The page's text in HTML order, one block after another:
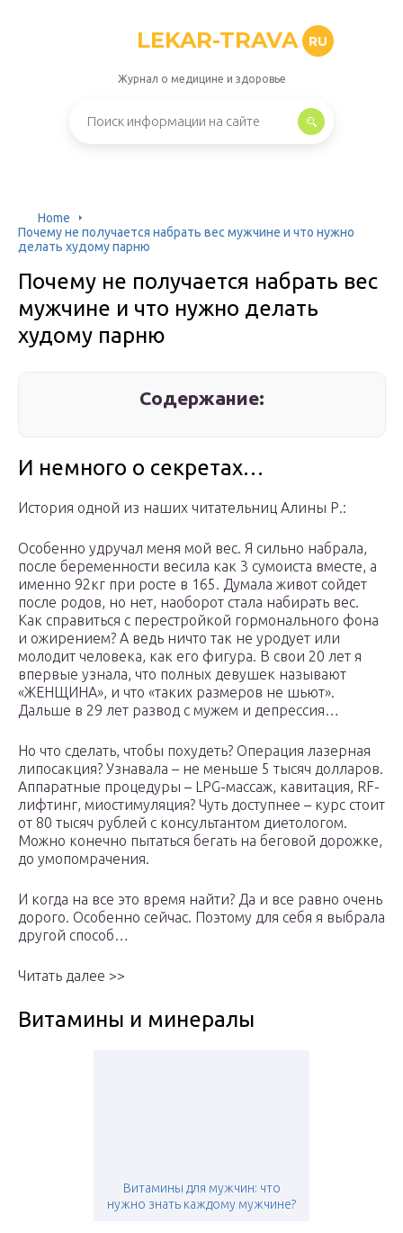
LEKAR-TRAVA RU
Журнал о медицине и здоровье
Home
Почему не получается набрать вес мужчине и что нужно
делать худому парню
Почему не получается набрать вес
мужчине и что нужно делать
худому парню
Содержание:
И немного о секретах…
История одной из наших читательниц Алины Р.:
Особенно удручал меня мой вес. Я сильно набрала,
после беременности весила как 3 сумоиста вместе, а
именно 92кг при росте в 165. Думала живот сойдет
после родов, но нет, наоборот стала набирать вес.
Как справиться с перестройкой гормонального фона
и ожирением? А ведь ничто так не уродует или
молодит человека, как его фигура. В свои 20 лет я
впервые узнала, что полных девушек называют
«ЖЕНЩИНА», и что «таких размеров не шьют».
Дальше в 29 лет развод с мужем и депрессия…
Но что сделать, чтобы похудеть? Операция лазерная
липосакция? Узнавала – не меньше 5 тысяч долларов.
Аппаратные процедуры – LPG-массаж, кавитация, RF-
лифтинг, миостимуляция? Чуть доступнее – курс стоит
от 80 тысяч рублей с консультантом диетологом.
Можно конечно пытаться бегать на беговой дорожке,
до умопомрачения.
И когда на все это время найти? Да и все равно очень
дорого. Особенно сейчас. Поэтому для себя я выбрала
другой способ…
Читать далее >>
Витамины и минералы
Витамины для мужчин: что
нужно знать каждому мужчине?